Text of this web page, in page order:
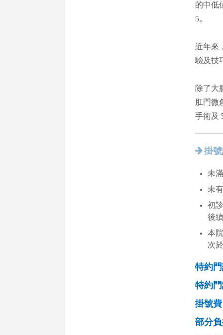
的中低
5。
近年來
驗及技
除了大
肛門微
手術及
掛
未
未
初
後
本
次
特約
特約
掛號
部分